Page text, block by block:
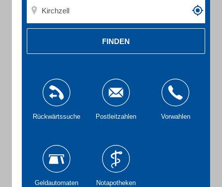
FINDEN
Rückwärtssuche Postleitzahlen Vorwahlen
Geldautomaten Notapotheken